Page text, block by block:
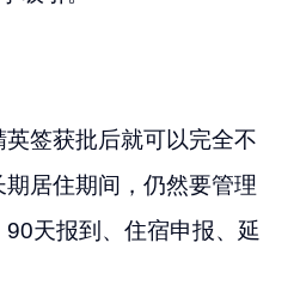
签获批后就可以完全不
居住期间，仍然要管理
天报到、住宿申报、延